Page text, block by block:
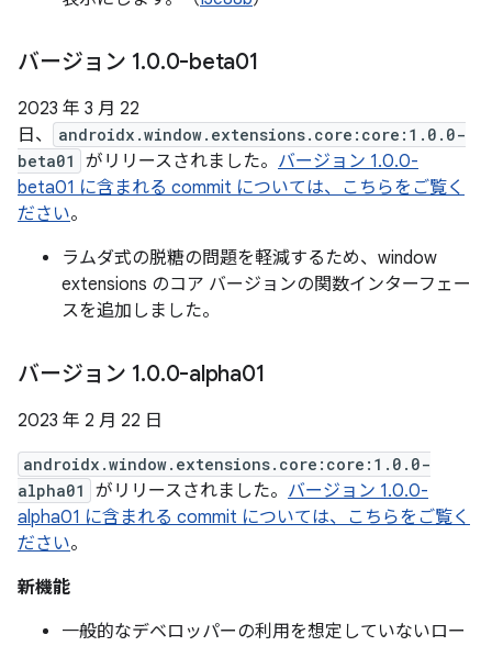
バージョン 1.0.0-beta01
2023 年 3 月 22
日、
androidx.window.extensions.core:core:1.0.0-
beta01
がリリースされました。 バージョン 1.0.0-
beta01 に含まれる commit については、こちらをご覧く
ださい。
ラムダ式の脱糖の問題を軽減するため、window
extensions のコア バージョンの関数インターフェー
スを追加しました。
バージョン 1.0.0-alpha01
2023 年 2 月 22 日
androidx.window.extensions.core:core:1.0.0-
alpha01
がリリースされました。 バージョン 1.0.0-
alpha01 に含まれる commit については、こちらをご覧く
ださい。
新機能
一般的なデベロッパーの利用を想定していないロー